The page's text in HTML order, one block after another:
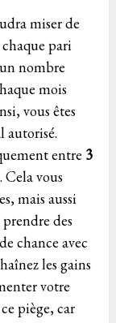
miser de
pari
nombre
mois
vous êtes
autorisé.
entre 3
Cela vous
mais aussi
des
chance avec
les gains
votre
piège, car